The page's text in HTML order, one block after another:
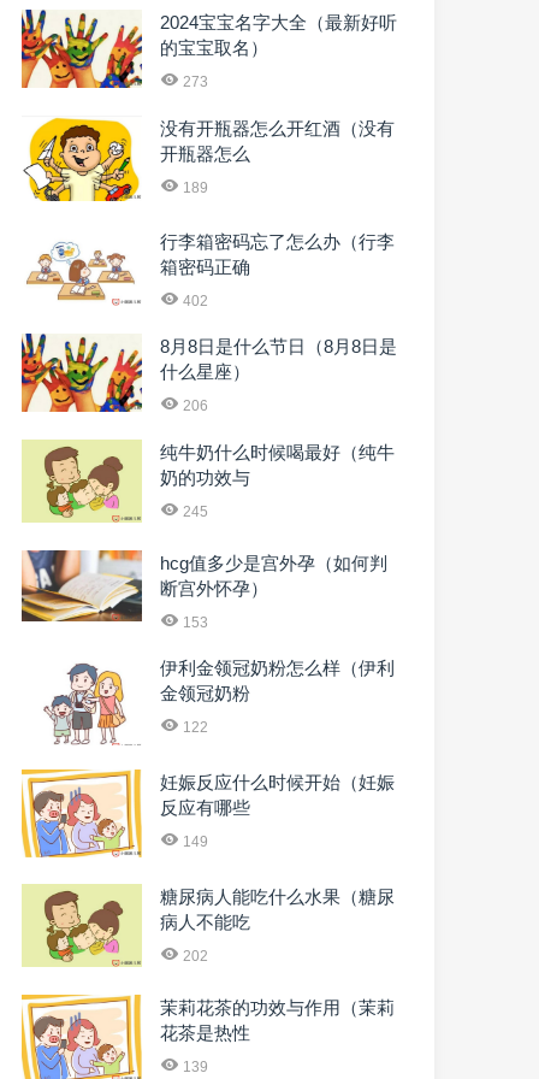
2024宝宝名字大全（最新好听
的宝宝取名）
273
没有开瓶器怎么开红酒（没有
开瓶器怎么
189
行李箱密码忘了怎么办（行李
箱密码正确
402
8月8日是什么节日（8月8日是
什么星座）
206
纯牛奶什么时候喝最好（纯牛
奶的功效与
245
hcg值多少是宫外孕（如何判
断宫外怀孕）
153
伊利金领冠奶粉怎么样（伊利
金领冠奶粉
122
妊娠反应什么时候开始（妊娠
反应有哪些
149
糖尿病人能吃什么水果（糖尿
病人不能吃
202
茉莉花茶的功效与作用（茉莉
花茶是热性
139